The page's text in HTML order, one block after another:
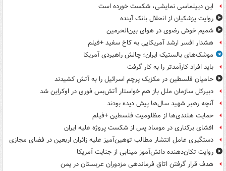
این دیپلماسی نمایشی، شکست خورده است
روایت پزشکیان از انحلال بانک آینده
شمیم خوش رضوی در هوای بین‌الحرمین
هشدار افسر ارشد آمریکایی به کاخ سفید +فیلم
موشک‌های بالستیک ایران؛ چالش راهبردی آمریکا
باید افراد کارآمدتر را به کار گرفت
حامیان فلسطین در مکزیک پرچم اسرائیل را به آتش کشیدند
دبیرکل سازمان ملل باز هم خواستار آتش‌بس فوری در اوکراین شد
آنچه رهبر شهید سال‌ها پیش دیده بودند
حمایت هلندی‌ها از مظلومیت فلسطین +فیلم
افشای برکناری در موساد پس از شکست پروژه علیه ایران
دستگیری عامل انتشار مطالب توهین‌آمیز علیه زائران اربعین در فضای مجازی
روایت تکان‌دهنده دانش‌آموز مینابی از جنایت آمریکا
هدف قرار گرفتن اتاق‌ فرماندهی مزدوران عربستان در یمن